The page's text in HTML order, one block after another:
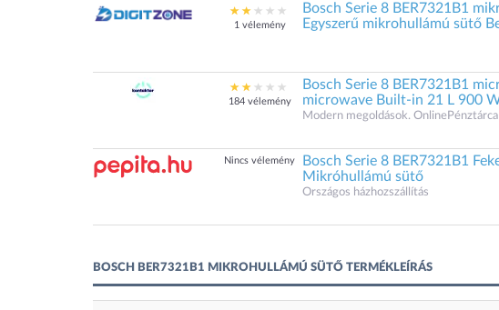
1 vélemény
Bosch Serie 8 BER7321B1
Egyszerű mikrohullámú sütő
184 vélemény
Bosch Serie 8 BER7321B1
microwave Built-in 21 L 900
Modern megoldások.
Nincs vélemény
Bosch Serie 8 BER7321B1
Mikróhullámú sütő
Országos házhozszállítás
BOSCH BER7321B1 MIKROHULLÁMÚ SÜTŐ TERMÉKLEÍRÁS